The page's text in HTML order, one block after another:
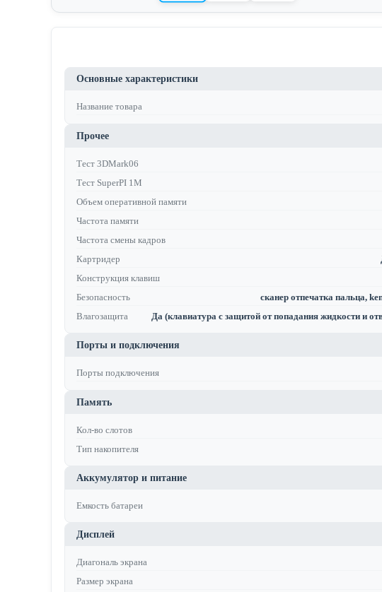
Основные характеристики
Название товара
Прочее
Тест 3DMark06
Тест SuperPI 1M
Объем оперативной памяти
Частота памяти
Частота смены кадров
Картридер
Конструкция клавиш
Безопасность
сканер отпечатка пальца,
Влагозащита
Да (клавиатура с защитой от попадания жидкости и
Порты и подключения
Порты подключения
Память
Кол-во слотов
Тип накопителя
Аккумулятор и питание
Емкость батареи
Дисплей
Диагональ экрана
Размер экрана